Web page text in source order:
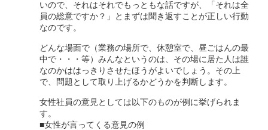
いので、それはそれでもっともな話ですが、「それは全
員の総意ですか？」とまずは聞き返すことが正しい行動
なのです。
どんな場面で（業務の場所で、休憩室で、昼ごはんの最
中で・・・等）みんなというのは、その場に居た人は誰
なのかははっきりさせたほうがよいでしょう。その上
で、問題として取り上げるかどうかを判断します。
女性社員の意見としては以下のものが例に挙げられま
す。
■女性が言ってくる意見の例